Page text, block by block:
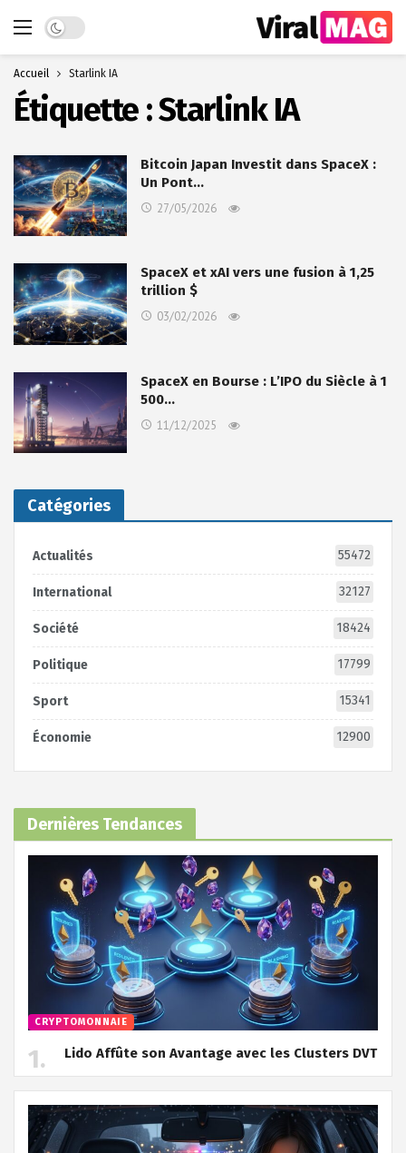
Dark mode
Accueil Starlink IA
Étiquette :Starlink IA
Bitcoin Japan Investit dans SpaceX :
Un Pont…
27/05/2026
SpaceX et xAI vers une fusion à 1,25
trillion $
03/02/2026
SpaceX en Bourse : L’IPO du Siècle à 1
500…
11/12/2025
Catégories
Actualités 55472
International 32127
Société 18424
Politique 17799
Sport 15341
Économie 12900
Dernières Tendances
CRYPTOMONNAIE
Lido Affûte son Avantage avec les Clusters DVT